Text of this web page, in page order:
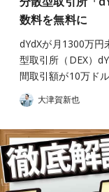
数料を無料に
dYdXが月1300万円
型取引所（DEX）
間取引額が10万ド
大津賀新也